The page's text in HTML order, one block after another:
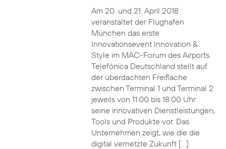
Am 20. und 21. April 2018
veranstaltet der Flughafen
München das erste
Innovationsevent Innovation &
Style im MAC-Forum des Airports.
Telefónica Deutschland stellt auf
der überdachten Freifläche
zwischen Terminal 1 und Terminal 2
jeweils von 11:00 bis 18:00 Uhr
seine innovativen Dienstleistungen,
Tools und Produkte vor. Das
Unternehmen zeigt, wie die die
digital vernetzte Zukunft […]